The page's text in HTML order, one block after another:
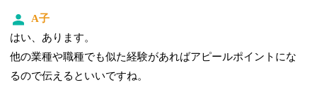
A子
はい、あります。
他の業種や職種でも似た経験があればアピールポイントにな
るので伝えるといいですね。